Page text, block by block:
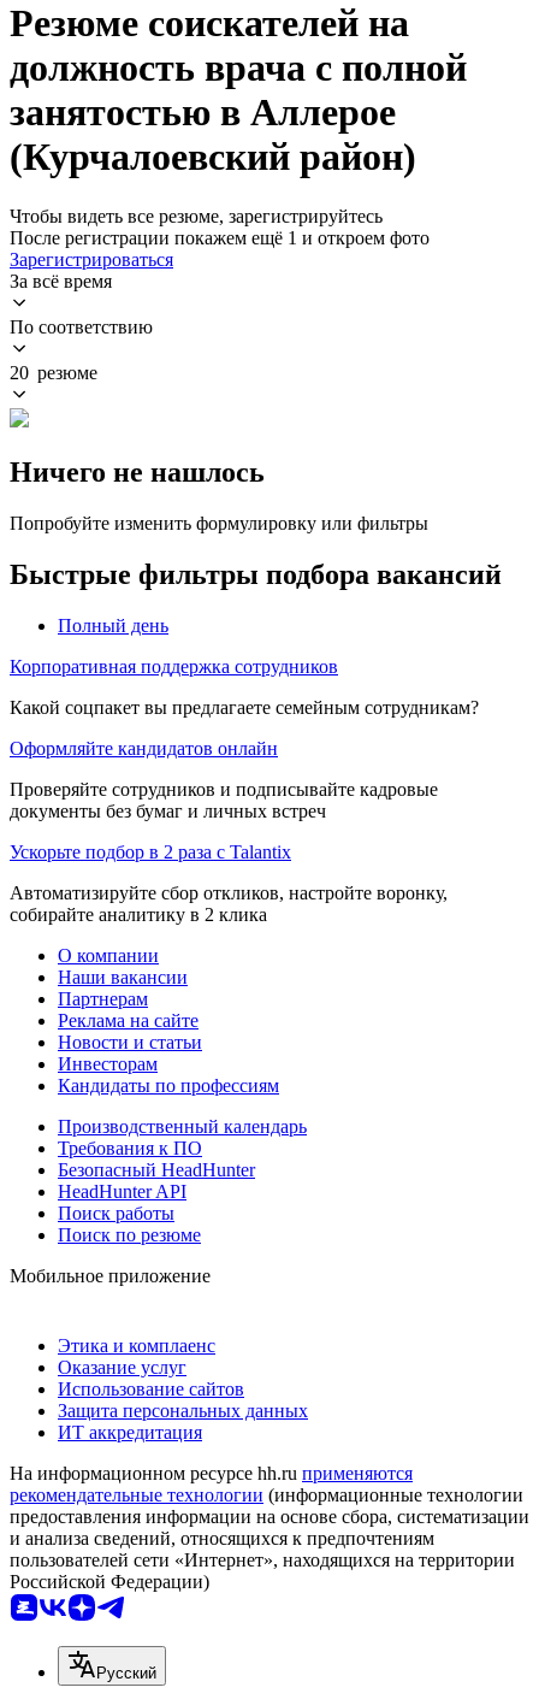
Резюме соискателей на
должность врача с полной
занятостью в Аллерое
(Курчалоевский район)
Чтобы видеть все резюме, зарегистрируйтесь
После регистрации покажем ещё 1 и откроем фото
Зарегистрироваться
За всё время
По соответствию
20 резюме
Ничего не нашлось
Попробуйте изменить формулировку или фильтры
Быстрые фильтры подбора вакансий
Полный день
Корпоративная поддержка сотрудников
Какой соцпакет вы предлагаете семейным сотрудникам?
Оформляйте кандидатов онлайн
Проверяйте сотрудников и подписывайте кадровые
документы без бумаг и личных встреч
Ускорьте подбор в 2 раза с Talantix
Автоматизируйте сбор откликов, настройте воронку,
собирайте аналитику в 2 клика
О компании
Наши вакансии
Партнерам
Реклама на сайте
Новости и статьи
Инвесторам
Кандидаты по профессиям
Производственный календарь
Требования к ПО
Безопасный HeadHunter
HeadHunter API
Поиск работы
Поиск по резюме
Мобильное приложение
Этика и комплаенс
Оказание услуг
Использование сайтов
Защита персональных данных
ИТ аккредитация
На информационном ресурсе hh.ru применяются
рекомендательные технологии (информационные технологии
предоставления информации на основе сбора, систематизации
и анализа сведений, относящихся к предпочтениям
пользователей сети «Интернет», находящихся на территории
Российской Федерации)
Русский